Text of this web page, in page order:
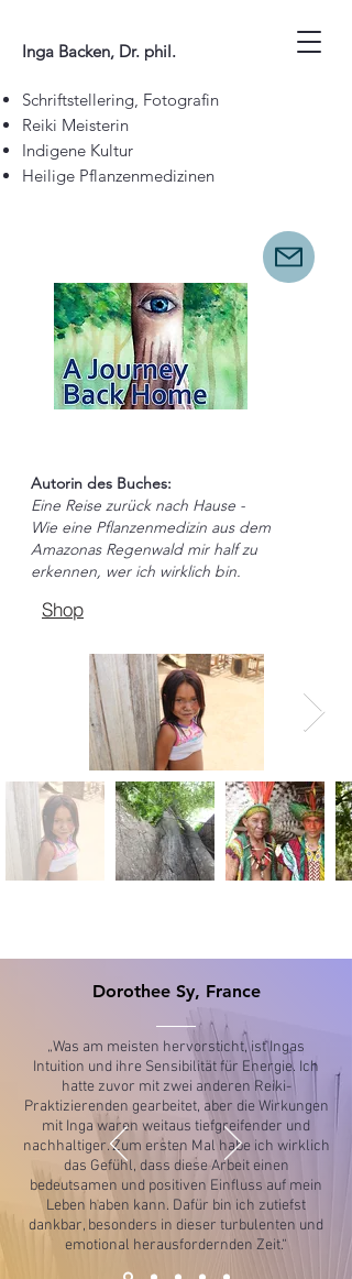
Inga Backen, Dr. phil.
Schriftstellering, Fotografin
Reiki Meisterin
Indigene Kultur
Heilige Pflanzenmedizinen
Autorin des Buches:
Eine Reise zurück nach Hause -
Wie eine Pflanzenmedizin aus dem
Amazonas Regenwald mir half zu
erkennen, wer ich wirklich bin.
Shop
Dorothee Sy, France
„Was am meisten hervorsticht, ist Ingas
Intuition und ihre Sensibilität für Energie. Ich
hatte zuvor mit zwei anderen Reiki-
Praktizierenden gearbeitet, aber die Wirkungen
mit Inga waren weitaus tiefgreifender und
nachhaltiger. Zum ersten Mal habe ich wirklich
das Gefühl, dass diese Arbeit einen
bedeutsamen und positiven Einfluss auf mein
Leben haben kann. Dafür bin ich zutiefst
dankbar, besonders in dieser turbulenten und
emotional herausfordernden Zeit.“